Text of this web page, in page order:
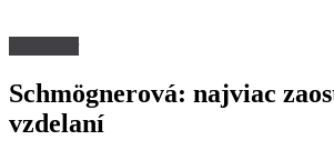
Schmögnerová: najviac
vzdelaní